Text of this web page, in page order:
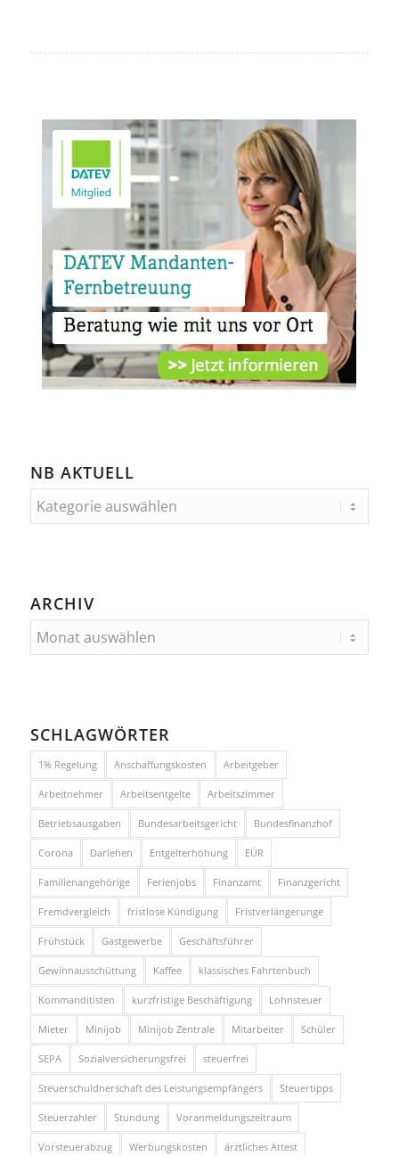
NB AKTUELL
ARCHIV
SCHLAGWÖRTER
1% Regelung Anschaffungskosten Arbeitgeber
Arbeitnehmer Arbeitsentgelte Arbeitszimmer
Betriebsausgaben Bundesarbeitsgericht Bundesfinanzhof
Corona Darlehen Entgelterhöhung EÜR
Familienangehörige Ferienjobs Finanzamt Finanzgericht
Fremdvergleich fristlose Kündigung Fristverlängerunge
Frühstück Gastgewerbe Geschäftsführer
Gewinnausschüttung Kaffee klassisches Fahrtenbuch
Kommanditisten kurzfristige Beschäftigung Lohnsteuer
Mieter Minijob Minijob Zentrale Mitarbeiter Schüler
SEPA Sozialversicherungsfrei steuerfrei
Steuerschuldnerschaft des Leistungsempfängers Steuertipps
Steuerzahler Stundung Voranmeldungszeitraum
Vorsteuerabzug Werbungskosten ärztliches Attest